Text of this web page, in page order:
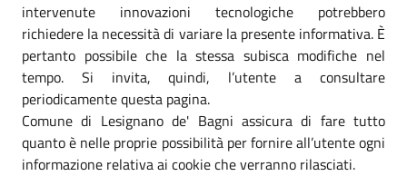
intervenute innovazioni tecnologiche potrebbero
richiedere la necessità di variare la presente informativa. È
pertanto possibile che la stessa subisca modifiche nel
tempo. Si invita, quindi, l’utente a consultare
periodicamente questa pagina.
Comune di Lesignano de' Bagni assicura di fare tutto
quanto è nelle proprie possibilità per fornire all’utente ogni
informazione relativa ai cookie che verranno rilasciati.